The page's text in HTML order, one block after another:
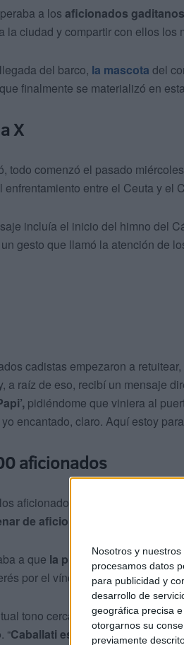
Nosotros y nuestros
procesamos datos
para publicidad y
desarrollo de
geográfica precisa
otorgarnos su
previamente
a los aficionados gaditanos
la ciudad y compartir con ellos los
del barco, la mascota del
finalmente se materializó en
X
todo comenzó el pasado
enfrentamiento entre el Ceuta y el
incluía el inicio del himno del
un gesto que llamó la atención de
cadistas empezaron a
a raíz de eso, recibí un mensaje
pidiéndome que viniera al
encantado, claro. Aquí estoy
aficionados
aficionados gaditanos tenía
de aficionados, aunque otros
a que la presencia de
por el vínculo especial entre
tono cercano y simpático,
“Caballati está guapo siemprey